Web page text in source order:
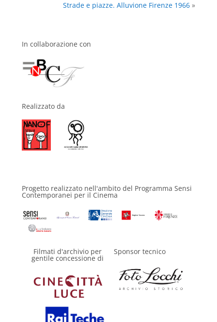
Strade e piazze. Alluvione Firenze 1966 »
In collaborazione con
Realizzato da
Progetto realizzato nell'ambito del Programma Sensi
Contemporanei per il Cinema
Filmati d'archivio per
gentile concessione di
Sponsor tecnico